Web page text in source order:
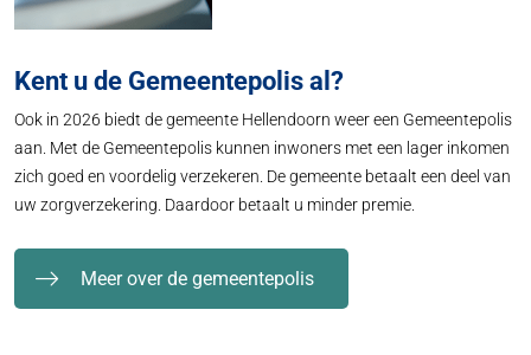
Kent u de Gemeentepolis al?
Ook in 2026 biedt de gemeente Hellendoorn weer een Gemeentepolis
aan. Met de Gemeentepolis kunnen inwoners met een lager inkomen
zich goed en voordelig verzekeren. De gemeente betaalt een deel van
uw zorgverzekering. Daardoor betaalt u minder premie.
Meer over de gemeentepolis